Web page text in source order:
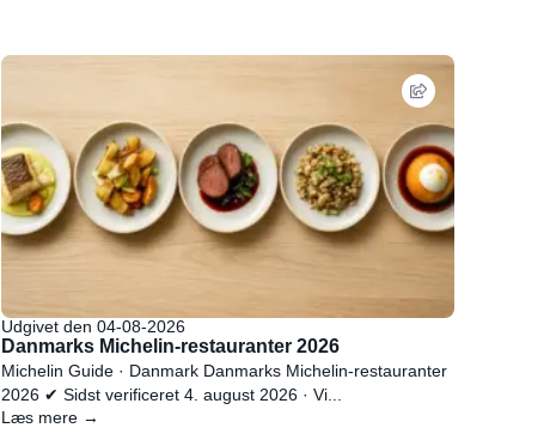
Udgivet den 04-08-2026
Danmarks Michelin-restauranter 2026
Michelin Guide · Danmark Danmarks Michelin-restauranter
2026 ✔ Sidst verificeret 4. august 2026 · Vi...
Læs mere →